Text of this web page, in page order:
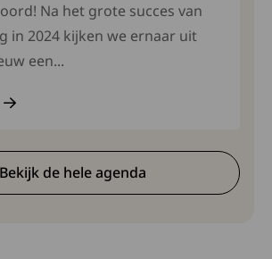
Na het grote succes van
in 2024 kijken we ernaar uit
een...
Bekijk de hele agenda